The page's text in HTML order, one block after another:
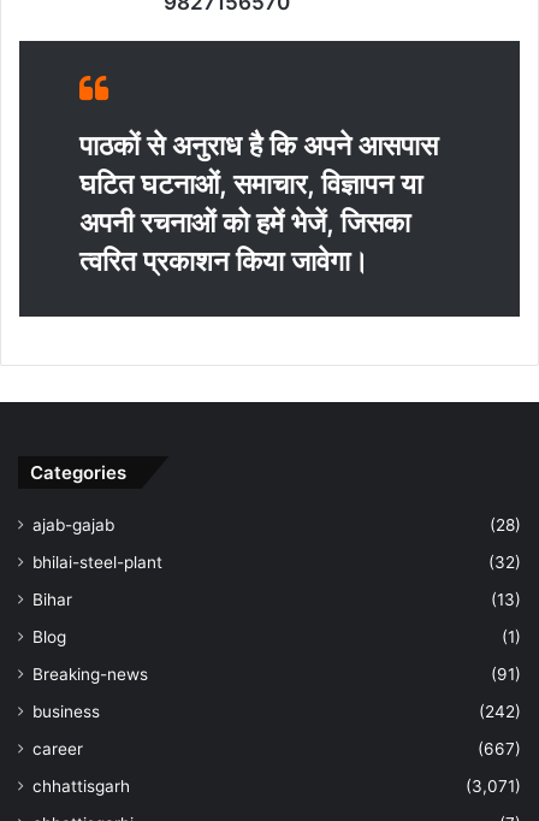
पाठकों से अनुराध है कि अपने आसपास
घटित घटनाओं, समाचार, विज्ञापन या
अपनी रचनाओं को हमें भेजें, जिसका
त्‍वरित प्रकाशन किया जावेगा।
Categories
ajab-gajab
(28)
bhilai-steel-plant
(32)
Bihar
(13)
Blog
(1)
Breaking-news
(91)
business
(242)
career
(667)
chhattisgarh
(3,071)